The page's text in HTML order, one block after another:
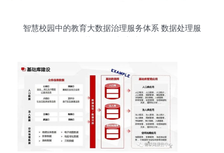
智慧校园中的教育大数据治理服务体系 数据处理服